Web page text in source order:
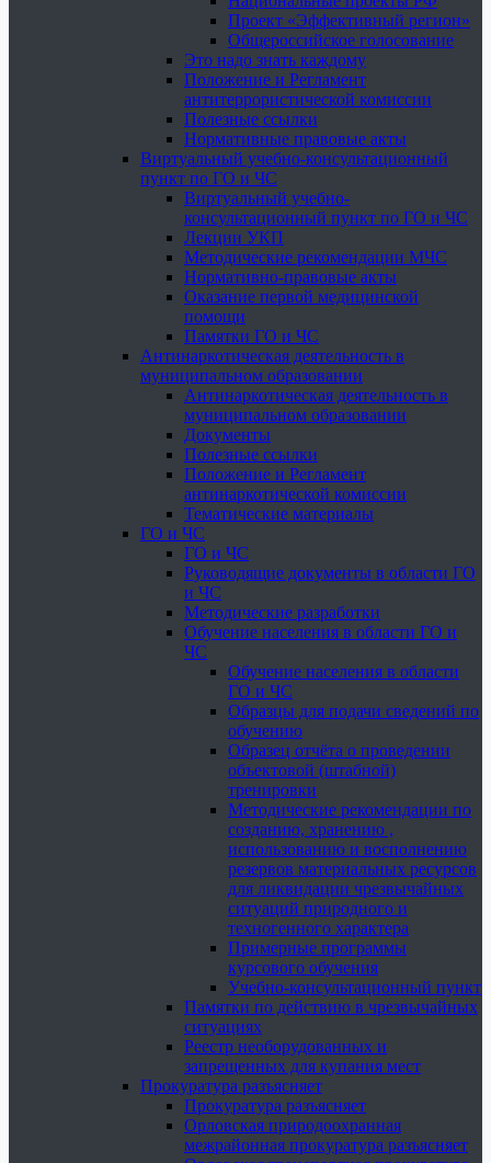
Проект «Эффективный регион»
Общероссийское голосование
Это надо знать каждому
Положение и Регламент
антитеррористической комиссии
Полезные ссылки
Нормативные правовые акты
Виртуальный учебно-консультационный
пункт по ГО и ЧС
Виртуальный учебно-
консультационный пункт по ГО и ЧС
Лекции УКП
Методические рекомендации МЧС
Нормативно-правовые акты
Оказание первой медицинской
помощи
Памятки ГО и ЧС
Антинаркотическая деятельность в
муниципальном образовании
Антинаркотическая деятельность в
муниципальном образовании
Документы
Полезные ссылки
Положение и Регламент
антинаркотической комиссии
Тематические материалы
ГО и ЧС
ГО и ЧС
Руководящие документы в области ГО
и ЧС
Методические разработки
Обучение населения в области ГО и
ЧС
Обучение населения в области
ГО и ЧС
Образцы для подачи сведений по
обучению
Образец отчёта о проведении
объектовой (штабной)
тренировки
Методические рекомендации по
созданию, хранению ,
использованию и восполнению
резервов материальных ресурсов
для ликвидации чрезвычайных
ситуаций природного и
техногенного характера
Примерные программы
курсового обучения
Учебно-консультационный пункт
Памятки по действию в чрезвычайных
ситуациях
Реестр необорудованных и
запрещенных для купания мест
Прокуратура разъясняет
Прокуратура разъясняет
Орловская природоохранная
межрайонная прокуратура разъясняет